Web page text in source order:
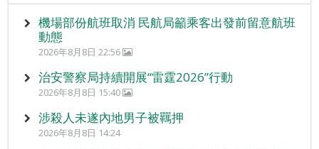
機場部份航班取消 民航局籲乘客出發前留意航班
動態
2026年8月8日 22:56
治安警察局持續開展“雷霆2026”行動
2026年8月8日 15:40
涉殺人未遂內地男子被羈押
2026年8月8日 14:24